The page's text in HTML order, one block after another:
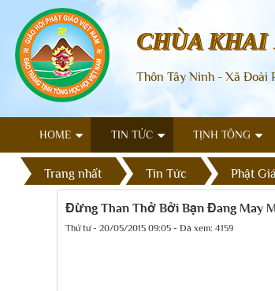
CHÙA KHAI
Thôn Tây Ninh - Xã Đoài
HOME TIN TỨC TỊNH TÔNG
Trang nhất Tin Tức Phật
Đừng Than Thở Bởi Bạn Đang May
Thứ tư - 20/05/2015 09:05 - Đã xem: 4159